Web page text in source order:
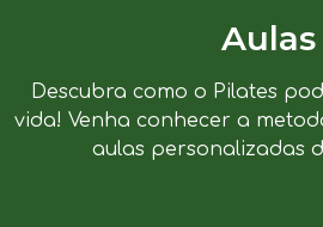
Aulas
Descubra como o Pilates
vida! Venha conhecer a
aulas personalizadas